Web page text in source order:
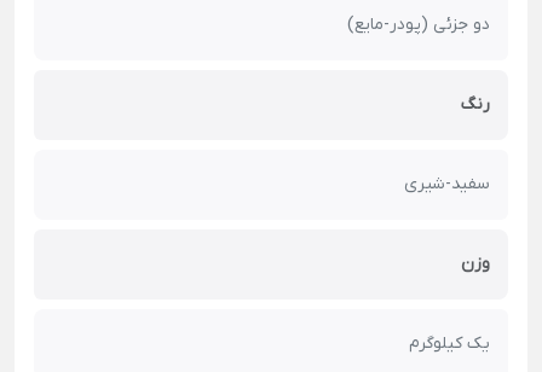
دو جزئی (پودر-مایع)
رنگ
سفید-شیری
وزن
یک کیلوگرم